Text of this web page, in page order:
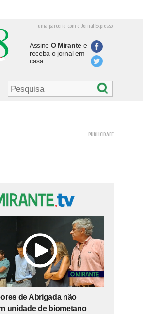
uma parceria com o Jornal Expresso
Assine O Mirantee
receba o jornal em
casa
de Abrigada não
unidade de biometano